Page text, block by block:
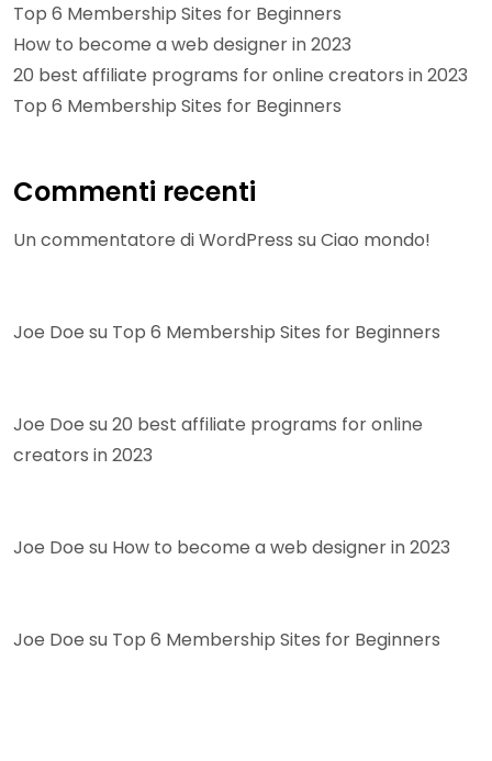
Top 6 Membership Sites for Beginners
How to become a web designer in 2023
20 best affiliate programs for online creators in 2023
Top 6 Membership Sites for Beginners
Commenti recenti
Un commentatore di WordPress suCiao mondo!
Joe Doe su Top 6 Membership Sites for Beginners
Joe Doe su20 best affiliate programs for online
creators in 2023
Joe Doe su How to become a web designer in 2023
Joe Doe su Top 6 Membership Sites for Beginners